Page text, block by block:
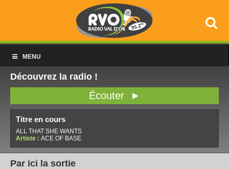
MENU
Découvrez la radio !
Écouter ►
Titre en cours
ALL THAT SHE WANTS
Artiste : ACE OF BASE
Par ici la sortie